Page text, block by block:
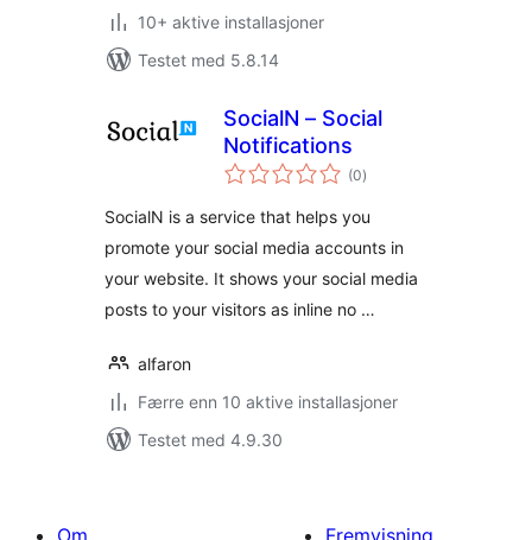
10+ aktive installasjoner
Testet med 5.8.14
SocialN – Social
Notifications
(0totale
vurderinger
)
SocialN is a service that helps you
promote your social media accounts in
your website. It shows your social media
posts to your visitors as inline no …
alfaron
Færre enn 10 aktive installasjoner
Testet med 4.9.30
Om
Fremvisning